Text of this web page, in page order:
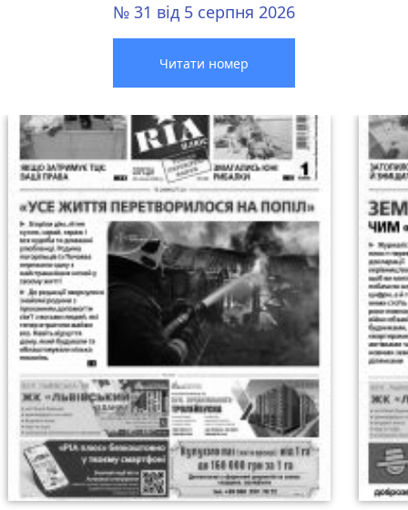
№ 31 від 5 серпня 2026
Читати номер